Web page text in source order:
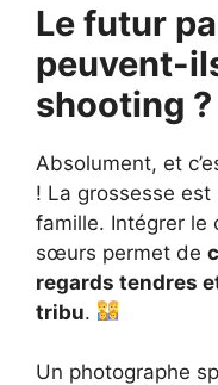
Le futur
peuvent-
shooting ?
Absolument, et
! La grossesse
famille. Intégrer le
sœurs permet de
regards tendres
tribu.
Un photographe